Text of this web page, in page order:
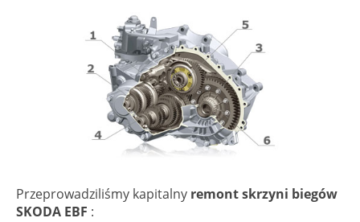
Przeprowadziliśmy kapitalny remont skrzyni biegów
SKODA EBF :